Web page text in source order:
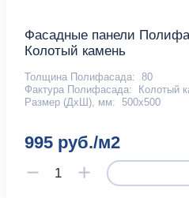
Фасадные панели
Колотый камень
Толщина Полифасада: 80
Фактура Полифасада:
Колотый
Размер (ДхШ), мм: 500х500
995 руб./м2